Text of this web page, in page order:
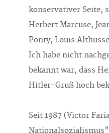
konservativer Seite,
Herbert Marcuse,
Ponty, Louis
Ich habe nicht
bekannt war, dass
Hitler-Gruß hoch
Seit 1987 (Victor